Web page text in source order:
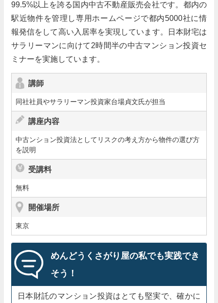
閉じる
99.5%以上を誇る国内中古不動産販売会社です。都内の
駅近物件を管理し専用ホームページで都内5000社に情
報発信をして高い入居率を実現しています。日本財宅は
サラリーマンに向けて2時間半の中古マンション投資セ
ミナーを実施しています。
講師
同社社員やサラリーマン投資家台場貞文氏が担当
講座内容
中古ンション投資法としてリスクの考え方から物件の選び方
を説明
受講料
無料
開催場所
東京
めんどうくさがり屋の私でも実践でき
そう！
日本財託のマンション投資はとても堅実で、確かに